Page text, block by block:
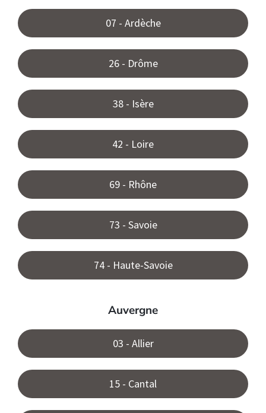
07 - Ardèche
26 - Drôme
38 - Isère
42 - Loire
69 - Rhône
73 - Savoie
74 - Haute-Savoie
Auvergne
03 - Allier
15 - Cantal